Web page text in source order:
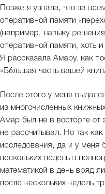
Позже я узнала, что за
оперативной памяти
(например, навыку
оперативной памяти, хоть
Я рассказала Амару, как
«Бóльшая часть вашей
После этого у меня
из многочисленных
Амар был не в восторге от
не рассчитывал. Но так
исследования, да и у меня
нескольких недель в
математикой в день вряд
после нескольких недель